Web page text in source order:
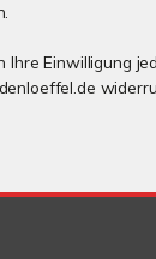
Ihre Einwilligung